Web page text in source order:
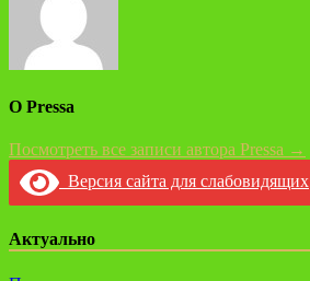
О Pressa
Посмотреть все записи автора Pressa →
Версия сайта для слабовидящих
Актуально